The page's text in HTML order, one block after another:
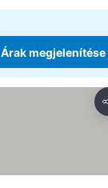
Árak megjelenítése